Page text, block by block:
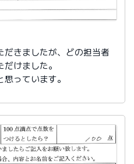
きましたが、どの担当者
けました。
っています。